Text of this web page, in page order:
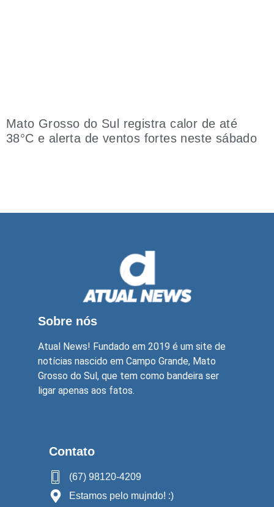
Mato Grosso do Sul registra calor de até
38°C e alerta de ventos fortes neste sábado
Sobre nós
Atual News! Fundado em 2019 é um site de
notícias nascido em Campo Grande, Mato
Grosso do Sul, que tem como bandeira ser
ligar apenas aos fatos.
Contato
(67) 98120-4209
Estamos pelo mujndo! :)